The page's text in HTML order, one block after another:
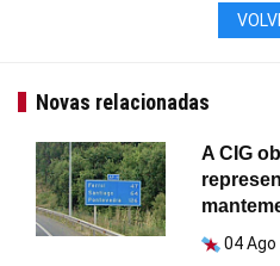
Novas relacionadas
A CIG
04 Ago